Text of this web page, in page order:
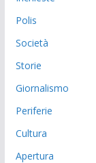
Polis
Società
Storie
Giornalismo
Periferie
Cultura
Apertura